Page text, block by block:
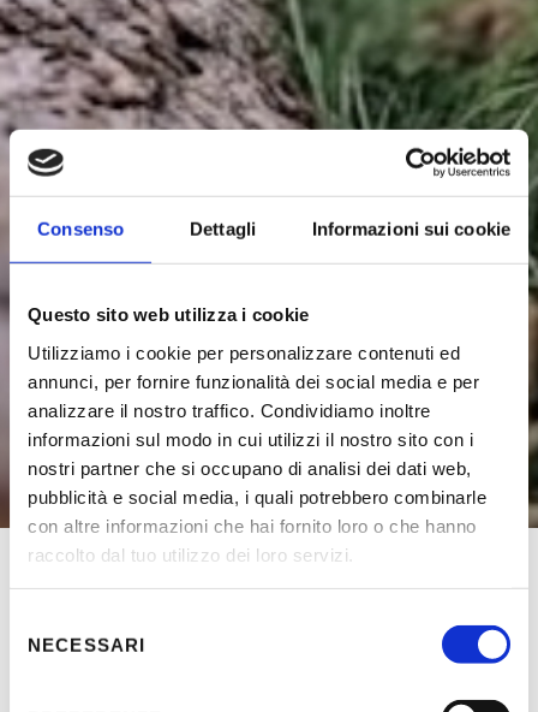
Consenso Dettagli Informazioni sui cookie
Questo sito web utilizza i cookie
Utilizziamo i cookie per personalizzare contenuti ed
annunci, per fornire funzionalità dei social media e per
analizzare il nostro traffico. Condividiamo inoltre
informazioni sul modo in cui utilizzi il nostro sito con i
nostri partner che si occupano di analisi dei dati web,
pubblicità e social media, i quali potrebbero combinarle
con altre informazioni che hai fornito loro o che hanno
raccolto dal tuo utilizzo dei loro servizi.
delNECESSARI
Funivie Lagorai a Passo Brocon| Estate